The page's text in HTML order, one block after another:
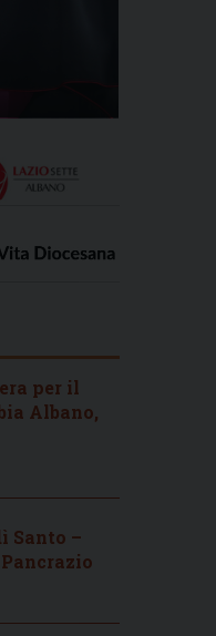
per il
Albano,
Santo –